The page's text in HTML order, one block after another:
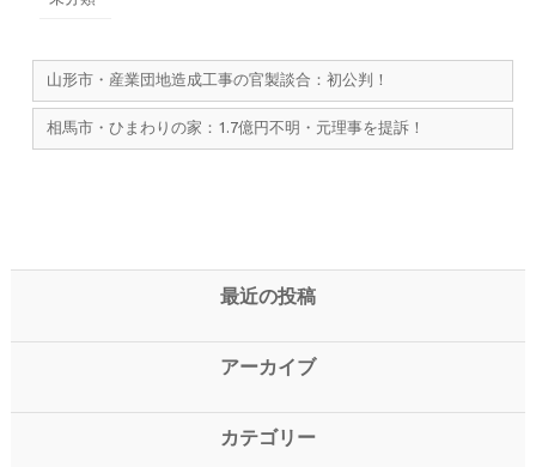
山形市・産業団地造成工事の官製談合：初公判！
相馬市・ひまわりの家：1.7億円不明・元理事を提訴！
最近の投稿
アーカイブ
カテゴリー